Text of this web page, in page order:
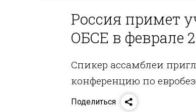
Россия примет
ОБСЕ в феврале
Спикер ассамблеи
конференцию по
Поделиться